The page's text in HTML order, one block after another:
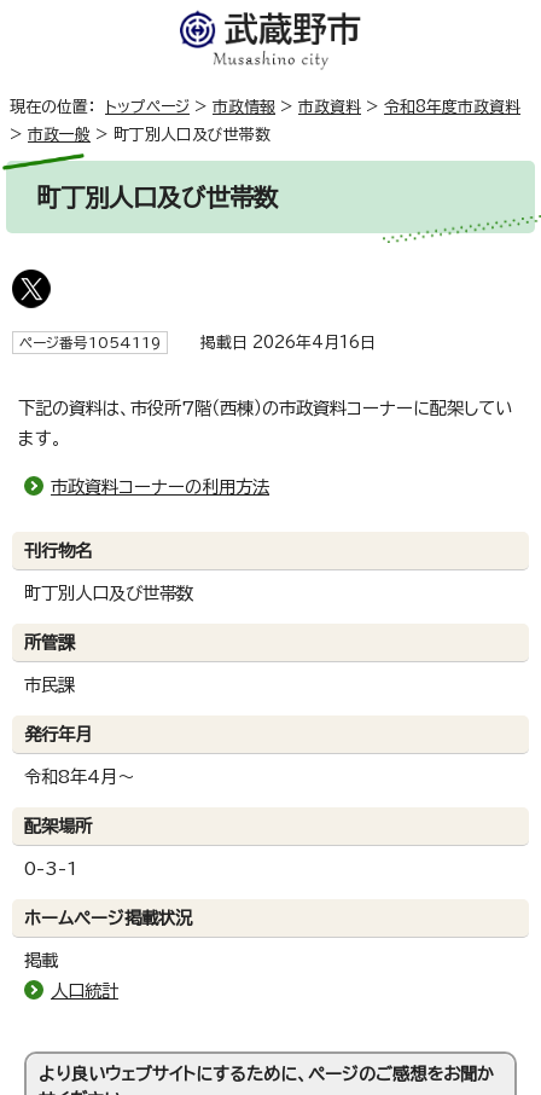
現在の位置： トップページ > 市政情報 > 市政資料 > 令和8年度市政資料
> 市政一般 > 町丁別人口及び世帯数
町丁別人口及び世帯数
ページ番号1054119 掲載日 2026年4月16日
下記の資料は、市役所7階（西棟）の市政資料コーナーに配架してい
ます。
市政資料コーナーの利用方法
刊行物名
町丁別人口及び世帯数
所管課
市民課
発行年月
令和8年4月～
配架場所
0-3-1
ホームページ掲載状況
掲載
人口統計
より良いウェブサイトにするために、ページのご感想をお聞か